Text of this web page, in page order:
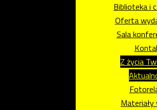
Biblioteka i
Oferta
Sala
Z życia
Materiały